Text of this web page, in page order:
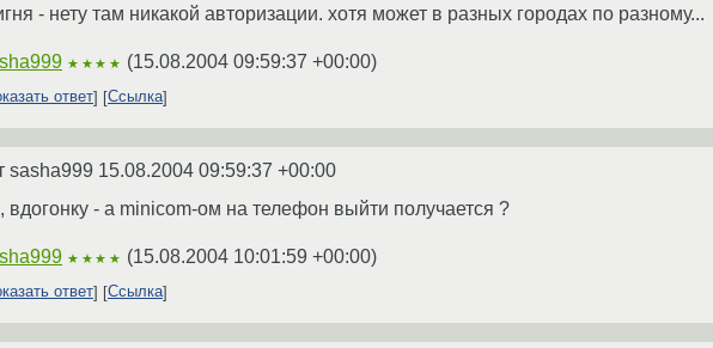
- нету там никакой авторизации. хотя может в разных городах по разному...
★★★★ (15.08.2004 09:59:37 +00:00)
ответ Ссылка
sasha999 15.08.2004 09:59:37 +00:00
вдогонку - а minicom-ом на телефон выйти получается ?
★★★★ (15.08.2004 10:01:59 +00:00)
ответ Ссылка